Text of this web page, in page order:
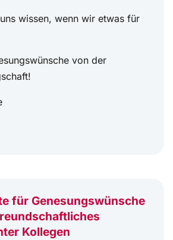
wissen, wenn wir etwas für
von der
für Genesungswünsche
Kollegen